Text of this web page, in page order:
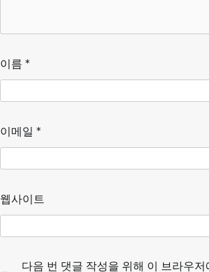
이름 *
이메일 *
웹사이트
다음 번 댓글 작성을 위해 이 브라우저